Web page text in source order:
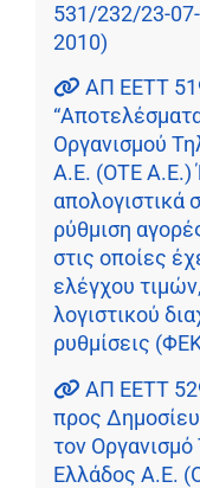
531/232/23-
2010)
ΑΠ ΕΕΤΤ
Οργανισμού
Α.Ε. (ΟΤΕ Α.Ε.)
απολογιστικά
ρύθμιση
στις οποίες
ελέγχου
λογιστικού
ρυθμίσεις
ΑΠ ΕΕΤΤ
προς
τον
Ελλάδος Α.Ε.